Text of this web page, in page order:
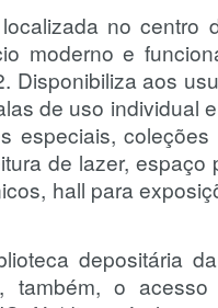
no centro
moderno e
Disponibiliza aos
de uso individual
especiais,
de lazer,
hall para
depositária
também, o